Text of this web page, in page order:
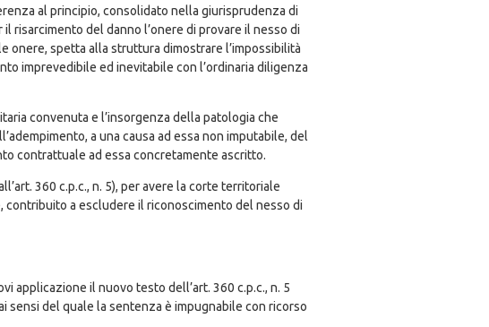
al principio, consolidato nella giurisprudenza di
risarcimento del danno l’onere di provare il nesso di
onere, spetta alla struttura dimostrare l’impossibilità
imprevedibile ed inevitabile con l’ordinaria diligenza
convenuta e l’insorgenza della patologia che
a una causa ad essa non imputabile, del
contrattuale ad essa concretamente ascritto.
360 c.p.c., n. 5), per avere la corte territoriale
a escludere il riconoscimento del nesso di
applicazione il nuovo testo dell’art. 360 c.p.c., n. 5
sensi del quale la sentenza è impugnabile con ricorso